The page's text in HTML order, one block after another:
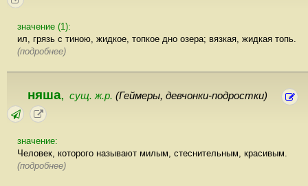
значение (1):
ил, грязь с тиною, жидкое, топкое дно озера; вязкая, жидкая топь.
(подробнее)
няша, сущ. ж.р. (Геймеры, девчонки-подростки)
значение:
Человек, которого называют милым, стеснительным, красивым.
(подробнее)